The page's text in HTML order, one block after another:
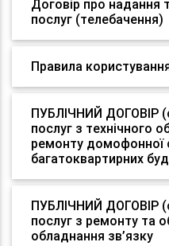
Договір про надання
послуг (телебачення)
Правила
ПУБЛІЧНИЙ ДОГОВІР
послуг з технічного
ремонту домофонної
багатоквартирних
ПУБЛІЧНИЙ ДОГОВІР
послуг з ремонту та
обладнання зв’язку